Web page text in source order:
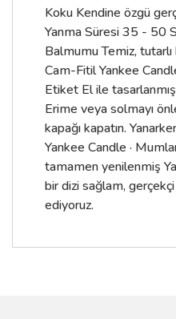
Koku Kendine özgü
Yanma Süresi 35 - 50
Balmumu Temiz, tutarlı
Cam-Fitil Yankee
Etiket El ile
Erime veya solmayı
kapağı kapatın.
Yankee Candle ·
tamamen yenilenmiş
bir dizi sağlam,
ediyoruz.